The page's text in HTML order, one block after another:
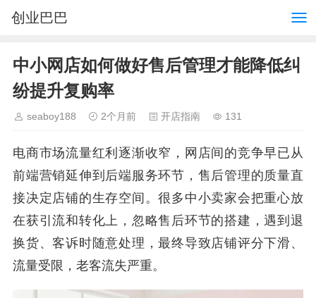
创业巴巴
中小网店如何做好售后管理才能降低纠
纷提升复购率
seaboy188 2个月前 开店指南 131
电商市场流量红利逐渐收窄，网店间的竞争早已从
前端营销延伸到后端服务环节，售后管理的质量直
接决定店铺的生存空间。很多中小卖家会把重心放
在获引流和转化上，忽略售后环节的搭建，遇到退
换货、客诉时随意处理，最终导致店铺评分下滑、
流量受限，老客流失严重。